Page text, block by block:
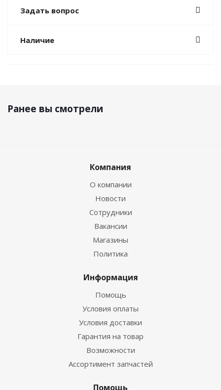
Задать вопрос
Наличие
Ранее вы смотрели
Компания
О компании
Новости
Сотрудники
Вакансии
Магазины
Политика
Информация
Помощь
Условия оплаты
Условия доставки
Гарантия на товар
Возможности
Ассортимент запчастей
Помощь